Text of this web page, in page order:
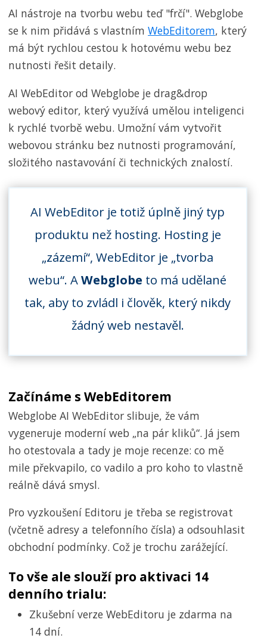
AI nástroje na tvorbu webu teď "frčí". Webglobe
se k nim přidává s vlastnímWebEditorem, který
má být rychlou cestou k hotovému webu bez
nutnosti řešit detaily.
AI WebEditor od Webglobe je drag&drop
webový editor, který využívá umělou inteligenci
k rychlé tvorbě webu. Umožní vám vytvořit
webovou stránku bez nutnosti programování,
složitého nastavování či technických znalostí.
AI WebEditor je totiž úplně jiný typ
produktu než hosting. Hosting je
„zázemí“, WebEditor je „tvorba
webu“. AWebglobe to má udělané
tak, aby to zvládl i člověk, který nikdy
žádný web nestavěl.
Začínáme s WebEditorem
Webglobe AI WebEditor slibuje, že vám
vygeneruje moderní web „na pár kliků“. Já jsem
ho otestovala a tady je moje recenze: co mě
mile překvapilo, co vadilo a pro koho to vlastně
reálně dává smysl.
Pro vyzkoušení Editoru je třeba se registrovat
(včetně adresy a telefonního čísla) a odsouhlasit
obchodní podmínky. Což je trochu zarážející.
To vše ale slouží pro aktivaci 14
denního trialu:
Zkušební verze WebEditoru je zdarma na
14 dní.